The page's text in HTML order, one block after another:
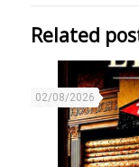
Related
02/08/2026